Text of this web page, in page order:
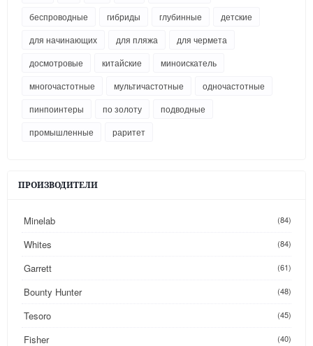
беспроводные
гибриды глубинные
детские
для начинающих
для пляжа
для чермета
досмотровые
китайские
миноискатель
многочастотные
мультичастотные
одночастотные
пинпоинтеры
по золоту
подводные
промышленные
раритет
ПРОИЗВОДИТЕЛИ
Minelab (84)
Whites (84)
Garrett (61)
Bounty Hunter (48)
Tesoro (45)
Fisher (40)